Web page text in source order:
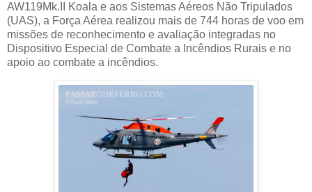
AW119Mk.II Koala e aos Sistemas Aéreos Não Tripulados
(UAS), a Força Aérea realizou mais de 744 horas de voo em
missões de reconhecimento e avaliação integradas no
Dispositivo Especial de Combate a Incêndios Rurais e no
apoio ao combate a incêndios.